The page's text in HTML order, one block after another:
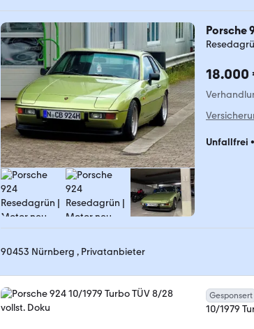
Porsche
18.000
Unfallfrei •
90453 Nürnberg , Privatanbieter
Gesponsert
10/1979